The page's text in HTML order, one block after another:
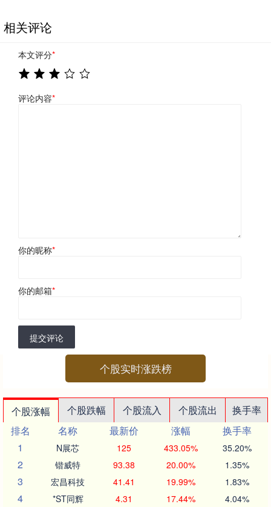
相关评论
本文评分*
评论内容*
你的昵称*
你的邮箱*
提交评论
个股实时涨跌榜
个股涨幅 个股跌幅 个股流入 个股流出
换手率
排名
名称 最新价 涨幅
换手率
1
N展芯 125 433.05% 35.20%
2 锴威特 93.38 20.00% 1.35%
3 宏昌科技 41.41 19.99% 1.83%
4 *ST同辉 4.31 17.44% 4.04%